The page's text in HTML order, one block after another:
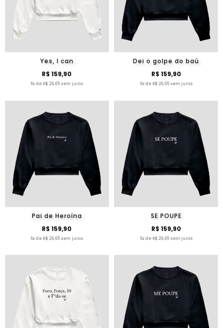
Yes, I can
R$ 159,90
6x de R$ 26,65 sem juros
Dei o golpe do baú
R$ 159,90
6x de R$ 26,65 sem juros
Pai de Heroína
R$ 159,90
6x de R$ 26,65 sem juros
SE POUPE
R$ 159,90
6x de R$ 26,65 sem juros